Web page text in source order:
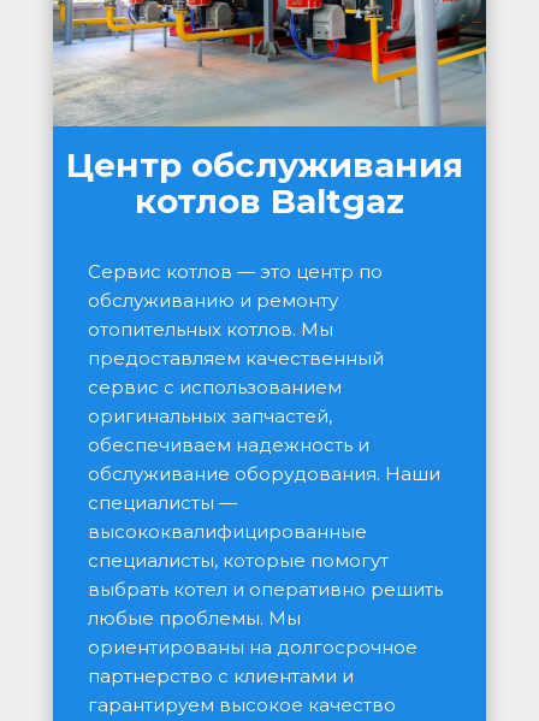
Центр обслуживания
котлов Baltgaz
Сервис котлов — это центр по
обслуживанию и ремонту
отопительных котлов. Мы
предоставляем качественный
сервис с использованием
оригинальных запчастей,
обеспечиваем надежность и
обслуживание оборудования. Наши
специалисты —
высококвалифицированные
специалисты, которые помогут
выбрать котел и оперативно решить
любые проблемы. Мы
ориентированы на долгосрочное
партнерство с клиентами и
гарантируем высокое качество